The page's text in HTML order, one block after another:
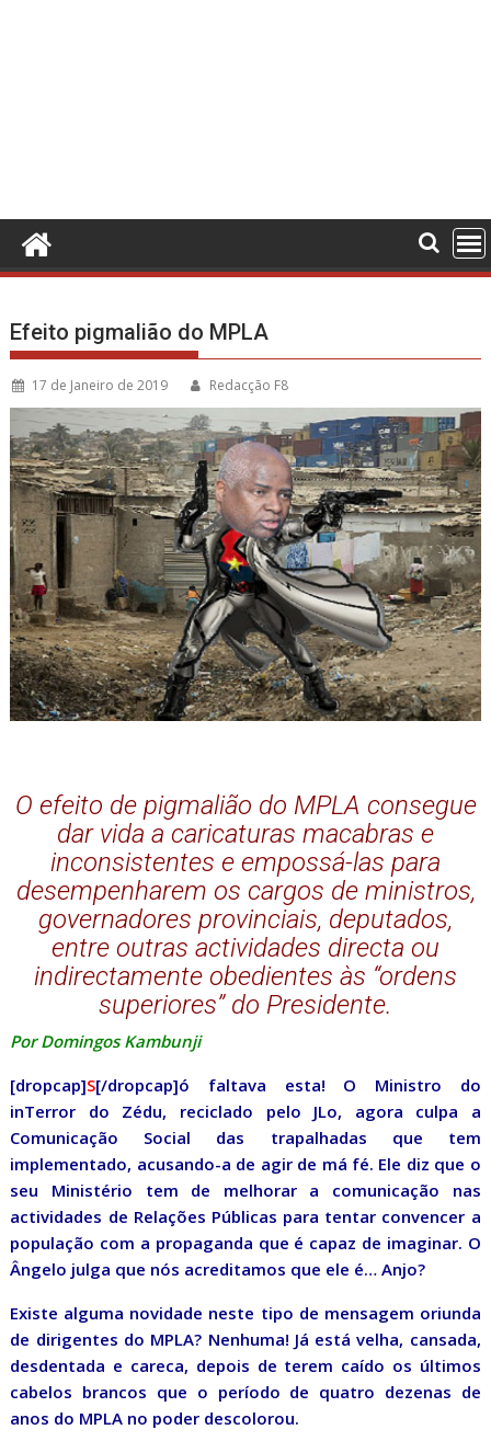
Efeito pigmalião do MPLA
17 de Janeiro de 2019 Redacção F8
O efeito de pigmalião do MPLA consegue
dar vida a caricaturas macabras e
inconsistentes e empossá-las para
desempenharem os cargos de ministros,
governadores provinciais, deputados,
entre outras actividades directa ou
indirectamente obedientes às “ordens
superiores” do Presidente.
Por Domingos Kambunji
[dropcap]S[/dropcap]ó faltava esta! O Ministro do
inTerror do Zédu, reciclado pelo JLo, agora culpa a
Comunicação Social das trapalhadas que tem
implementado, acusando-a de agir de má fé. Ele diz que o
seu Ministério tem de melhorar a comunicação nas
actividades de Relações Públicas para tentar convencer a
população com a propaganda que é capaz de imaginar. O
Ângelo julga que nós acreditamos que ele é… Anjo?
Existe alguma novidade neste tipo de mensagem oriunda
de dirigentes do MPLA? Nenhuma! Já está velha, cansada,
desdentada e careca, depois de terem caído os últimos
cabelos brancos que o período de quatro dezenas de
anos do MPLA no poder descolorou.